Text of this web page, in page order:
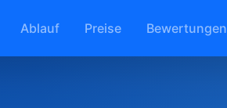
Ablauf Preise Bewertungen